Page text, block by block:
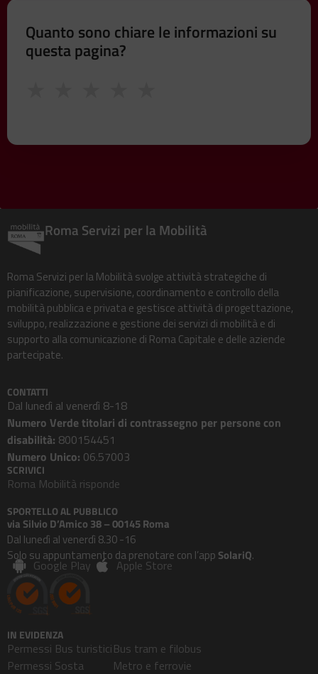
Quanto sono chiare le informazioni su
questa pagina?
Roma Servizi per la Mobilità
Roma Servizi per la Mobilità svolge attività strategiche di
pianificazione, supervisione, coordinamento e controllo della
mobilità pubblica e privata e gestisce attività di progettazione,
sviluppo, realizzazione e gestione dei servizi di mobilità e di
supporto alla comunicazione di Roma Capitale e delle aziende
partecipate.
CONTATTI
Dal lunedì al venerdì 8-18
Numero Verde titolari di contrassegno per persone con
disabilità: 800154451
Numero Unico: 06.57003
SCRIVICI
Roma Mobilità risponde
SPORTELLO AL PUBBLICO
via Silvio D’Amico 38 – 00145 Roma
Dal lunedì al venerdì 8.30 -16
Solo su appuntamento da prenotare con l’app SolariQ.
Google Play Apple Store
IN EVIDENZA
Permessi Bus turistici
Permessi Sosta
Bus tram e filobus
Metro e ferrovie